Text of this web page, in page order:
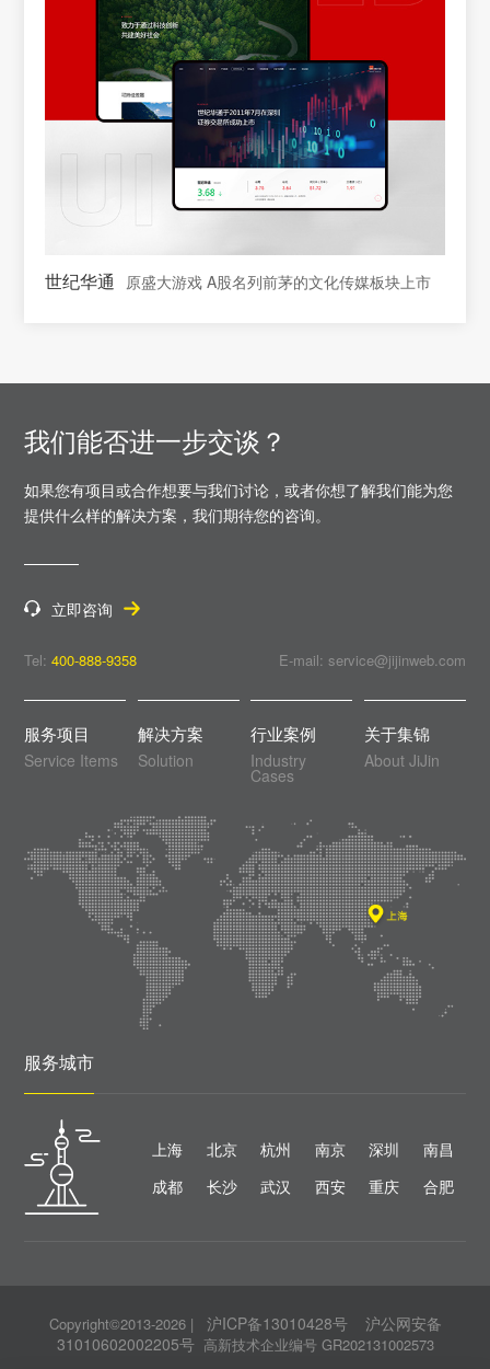
世纪华通 原盛大游戏 A股名列前茅的文化传媒板块上市
我们能否进一步交谈？
如果您有项目或合作想要与我们讨论，或者你想了解我们能为您
提供什么样的解决方案，我们期待您的咨询。
立即咨询
Tel:400-888-9358 E-mail: service@jijinweb.com
服务项目
Service Items
解决方案
Solution
行业案例
Industry
Cases
关于集锦
About JiJin
服务城市
上海 北京 杭州 南京 深圳
南昌
成都
长沙 武汉 西安 重庆 合肥
Copyright©2013-2026 | 沪ICP备13010428号
沪公网安备
31010602002205号 高新技术企业编号 GR202131002573